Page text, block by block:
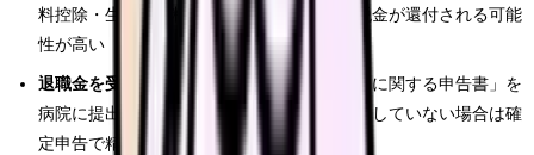
料控除・生命保険料控除として申告でき、税金が還付される可能
性が高い
退職金を受け取った場合：
「退職所得の受給に関する申告書」を
病院に提出していれば源泉徴収で完結。提出していない場合は確
定申告で精算